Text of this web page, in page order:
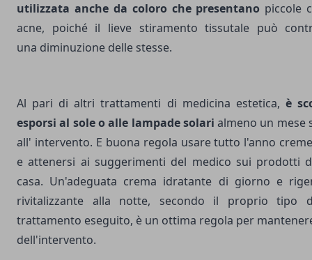
utilizzata anche da coloro che presentano piccole
acne, poiché il lieve stiramento tissutale può
una diminuzione delle stesse.
Al pari di altri trattamenti di medicina estetica, è
esporsi al sole o alle lampade solari almeno un mese
all' intervento. E buona regola usare tutto l'anno
e attenersi ai suggerimenti del medico sui prodotti
casa. Un'adeguata crema idratante di giorno e
rivitalizzante alla notte, secondo il proprio tipo
trattamento eseguito, è un ottima regola per
dell'intervento.